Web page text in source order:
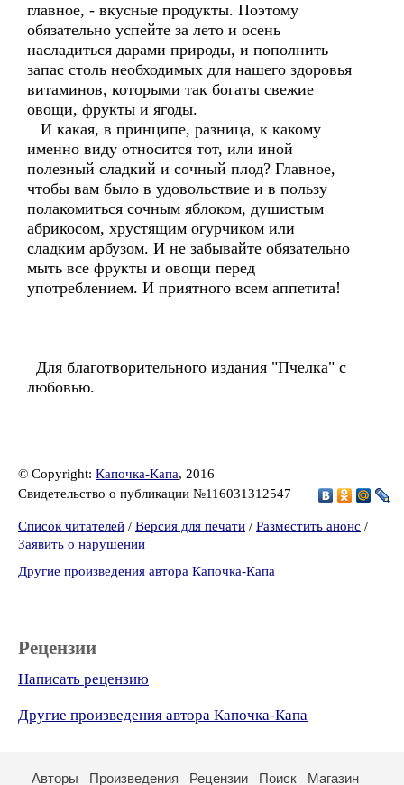
главное, - вкусные продукты. Поэтому
обязательно успейте за лето и осень
насладиться дарами природы, и пополнить
запас столь необходимых для нашего здоровья
витаминов, которыми так богаты свежие
овощи, фрукты и ягоды.
И какая, в принципе, разница, к какому
именно виду относится тот, или иной
полезный сладкий и сочный плод? Главное,
чтобы вам было в удовольствие и в пользу
полакомиться сочным яблоком, душистым
абрикосом, хрустящим огурчиком или
сладким арбузом. И не забывайте обязательно
мыть все фрукты и овощи перед
употреблением. И приятного всем аппетита!
Для благотворительного издания "Пчелка" с
любовью.
© Copyright: Капочка-Капа, 2016
Свидетельство о публикации №116031312547
Список читателей / Версия для печати / Разместить анонс /
Заявить о нарушении
Другие произведения автора Капочка-Капа
Рецензии
Написать рецензию
Другие произведения автора Капочка-Капа
Авторы Произведения Рецензии Поиск Магазин